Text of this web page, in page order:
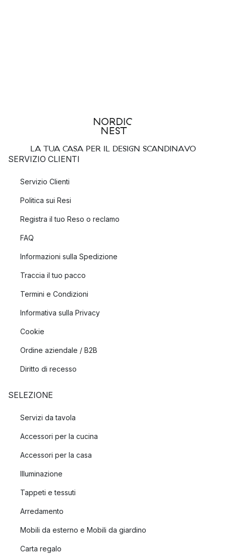
LA TUA CASA PER IL DESIGN SCANDINAVO
SERVIZIO CLIENTI
Servizio Clienti
Politica sui Resi
Registra il tuo Reso o reclamo
FAQ
Informazioni sulla Spedizione
Traccia il tuo pacco
Termini e Condizioni
Informativa sulla Privacy
Cookie
Ordine aziendale / B2B
Diritto di recesso
SELEZIONE
Servizi da tavola
Accessori per la cucina
Accessori per la casa
Illuminazione
Tappeti e tessuti
Arredamento
Mobili da esterno e Mobili da giardino
Carta regalo